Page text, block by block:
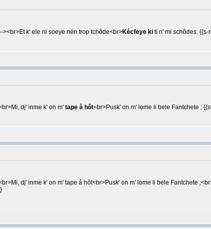
k' ele ni soeye nén trop tchôde<br>Kécfeye ki ti n' mi schôdes. {{s-
dj' inme k' on m' tape å hôt<br>Pusk' on m' lome li bele Fantchete ;
dj' inme k' on m' tape å hôt<br>Pusk' on m' lome li bele Fantchete